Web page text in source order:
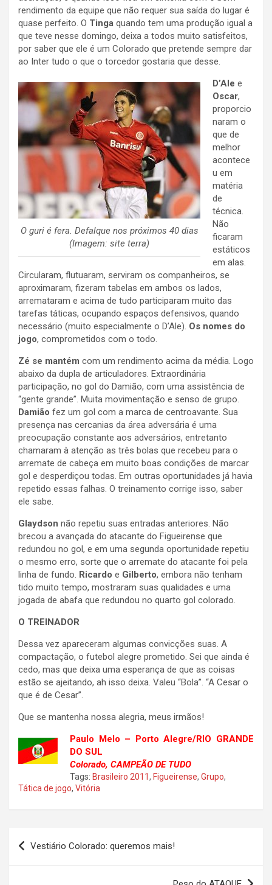
rendimento da equipe que não requer sua saída do lugar é
quase perfeito. O Tinga quando tem uma produção igual a
que teve nesse domingo, deixa a todos muito satisfeitos,
por saber que ele é um Colorado que pretende sempre dar
ao Inter tudo o que o torcedor gostaria que desse.
O guri é fera. Defalque nos próximos 40 dias
(Imagem: site terra)
D’Ale e
Oscar,
proporcio
naram o
que de
melhor
acontece
u em
matéria
de
técnica.
Não
ficaram
estáticos
em alas.
Circularam, flutuaram, serviram os companheiros, se
aproximaram, fizeram tabelas em ambos os lados,
arremataram e acima de tudo participaram muito das
tarefas táticas, ocupando espaços defensivos, quando
necessário (muito especialmente o D’Ale). Os nomes do
jogo, comprometidos com o todo.
Zé se mantém com um rendimento acima da média. Logo
abaixo da dupla de articuladores. Extraordinária
participação, no gol do Damião, com uma assistência de
“gente grande”. Muita movimentação e senso de grupo.
Damião fez um gol com a marca de centroavante. Sua
presença nas cercanias da área adversária é uma
preocupação constante aos adversários, entretanto
chamaram à atenção as três bolas que recebeu para o
arremate de cabeça em muito boas condições de marcar
gol e desperdiçou todas. Em outras oportunidades já havia
repetido essas falhas. O treinamento corrige isso, saber
ele sabe.
Glaydson não repetiu suas entradas anteriores. Não
brecou a avançada do atacante do Figueirense que
redundou no gol, e em uma segunda oportunidade repetiu
o mesmo erro, sorte que o arremate do atacante foi pela
linha de fundo. Ricardo e Gilberto, embora não tenham
tido muito tempo, mostraram suas qualidades e uma
jogada de abafa que redundou no quarto gol colorado.
O TREINADOR
Dessa vez apareceram algumas convicções suas. A
compactação, o futebol alegre prometido. Sei que ainda é
cedo, mas que deixa uma esperança de que as coisas
estão se ajeitando, ah isso deixa. Valeu “Bola”. “A Cesar o
que é de Cesar”.
Que se mantenha nossa alegria, meus irmãos!
Paulo Melo – Porto Alegre/RIO GRANDE
DO SUL
Colorado, CAMPEÃO DE TUDO
Tags: Brasileiro 2011, Figueirense, Grupo,
Tática de jogo, Vitória
Navegação
de
Vestiário Colorado: queremos mais!